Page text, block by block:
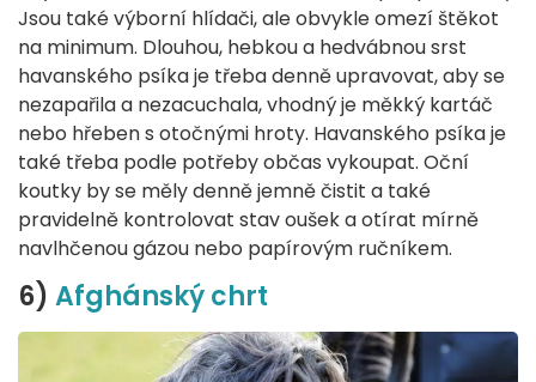
Jsou také výborní hlídači, ale obvykle omezí štěkot
na minimum. Dlouhou, hebkou a hedvábnou srst
havanského psíka je třeba denně upravovat, aby se
nezapařila a nezacuchala, vhodný je měkký kartáč
nebo hřeben s otočnými hroty. Havanského psíka je
také třeba podle potřeby občas vykoupat. Oční
koutky by se měly denně jemně čistit a také
pravidelně kontrolovat stav oušek a otírat mírně
navlhčenou gázou nebo papírovým ručníkem.
6) Afghánský chrt